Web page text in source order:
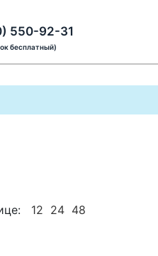
550-92-31
бесплатный)
12 24 48